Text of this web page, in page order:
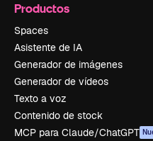
Productos
Spaces
Asistente de IA
Generador de imágenes
Generador de vídeos
Texto a voz
Contenido de stock
MCP para Claude/ChatGPT